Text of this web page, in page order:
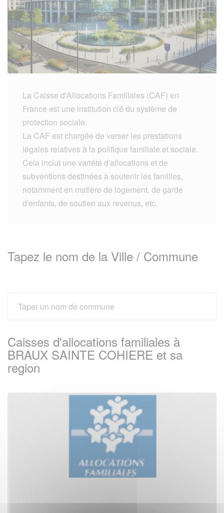
La Caisse d'Allocations Familiales (CAF) en
France est une institution clé du système de
protection sociale.
La CAF est chargée de verser les prestations
légales relatives à la politique familiale et sociale.
Cela inclut une variété d'allocations et de
subventions destinées à soutenir les familles,
notamment en matière de logement, de garde
d'enfants, de soutien aux revenus, etc.
Tapez le nom de la Ville / Commune
Caisses d'allocations familiales à
BRAUX SAINTE COHIERE et sa
region